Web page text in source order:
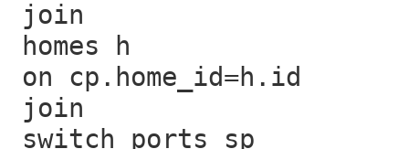
join
homes h
on cp.home_id=h.id
join
switch_ports sp